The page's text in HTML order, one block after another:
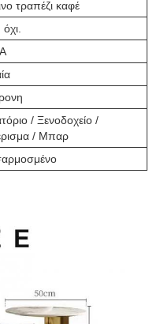
τραπέζι καφέ
/ Ξενοδοχείο /
/ Μπαρ